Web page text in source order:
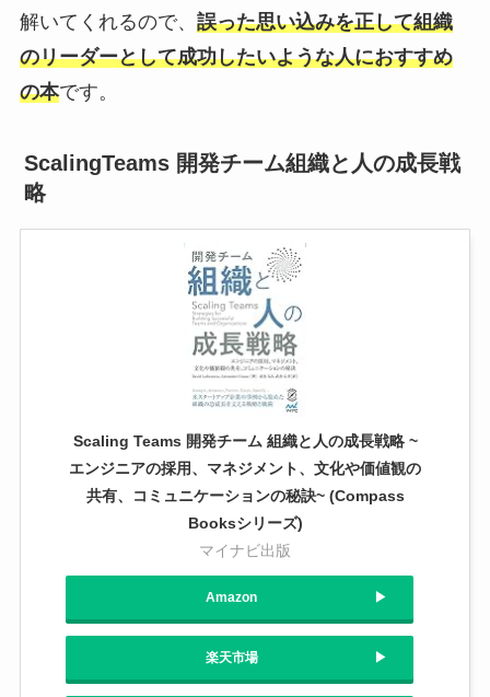
解いてくれるので、 誤った思い込みを正して組織
のリーダーとして成功したいような人におすすめ
の本です。
ScalingTeams 開発チーム組織と人の成長戦
略
Scaling Teams 開発チーム 組織と人の成長戦略 ~
エンジニアの採用、マネジメント、文化や価値観の
共有、コミュニケーションの秘訣~ (Compass
Booksシリーズ)
マイナビ出版
Amazon
楽天市場